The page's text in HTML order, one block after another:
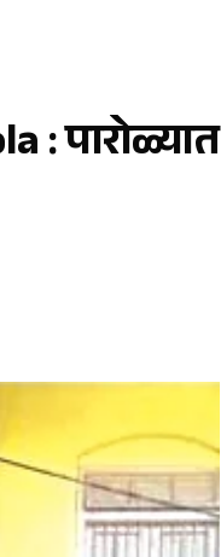
: पारोळ्यात